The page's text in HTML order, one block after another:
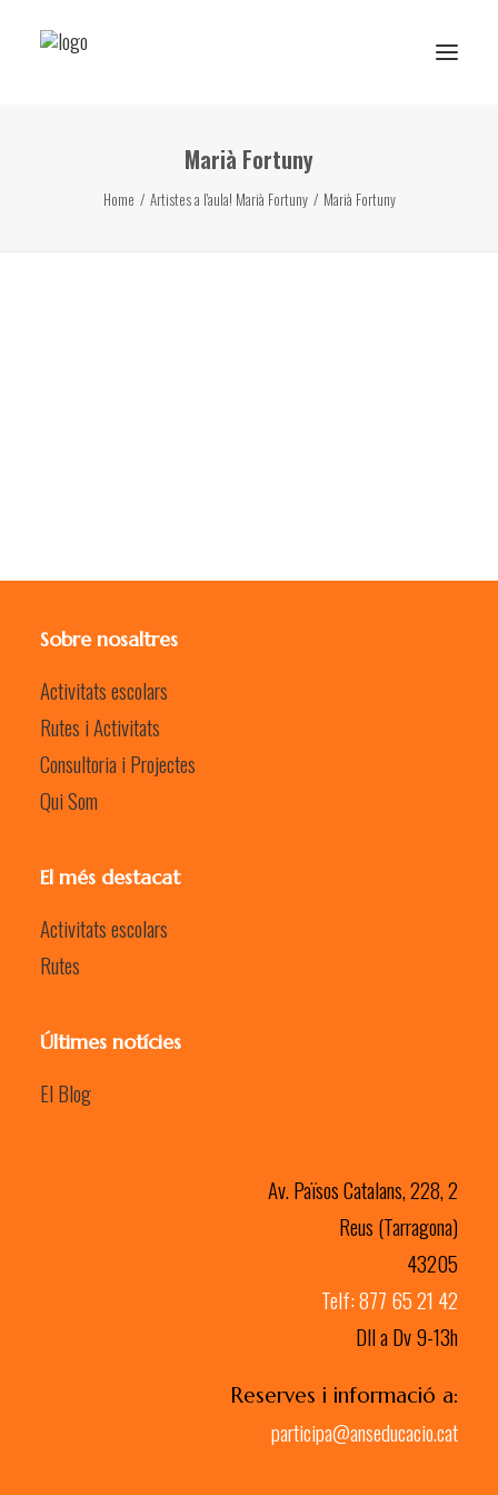
Reserva de rutes i experiènciesMarià Fortuny
Home Artistes a l'aula! Marià Fortuny Marià Fortuny
Sobre nosaltres
Activitats escolars
Rutes i Activitats
Consultoria i Projectes
Qui Som
El més destacat
Activitats escolars
Rutes
Últimes notícies
El Blog
Av. Països Catalans, 228, 2
Reus (Tarragona)
43205
Telf: 877 65 21 42
Dll a Dv 9-13h
Reserves i informació a:
participa@anseducacio.cat